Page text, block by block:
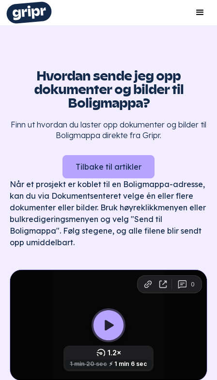
Hvordan sende jeg opp
dokumenter og bilder til
Boligmappa?
Finn ut hvordan du laster opp dokumenter og bilder til
Boligmappa direkte fra Gripr.
Tilbake til artikler
Når et prosjekt er koblet til en Boligmappa-adresse,
kan du via Dokumentsenteret velge én eller flere
dokumenter eller bilder. Bruk høyreklikkmenyen eller
bulkredigeringsmenyen og velg "Send til
Boligmappa". Følg stegene, og alle filene blir sendt
opp umiddelbart.